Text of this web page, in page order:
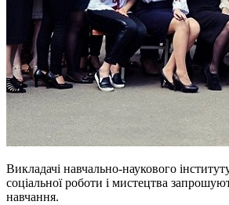
Викладачі навчально-наукового
соціальної роботи і мистецтва
навчання.